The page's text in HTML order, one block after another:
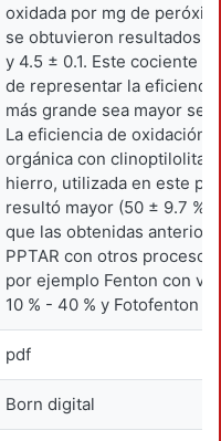
oxidada por mg de
se obtuvieron resultados
y 4.5 ± 0.1. Este cociente
de representar la
más grande sea mayor
La eficiencia de oxidación
orgánica con clinoptilolita
hierro, utilizada en este
resultó mayor (50 ± 9.7 %
que las obtenidas
PPTAR con otros
por ejemplo Fenton con
10 % - 40 % y Fotofenton
pdf
Born digital